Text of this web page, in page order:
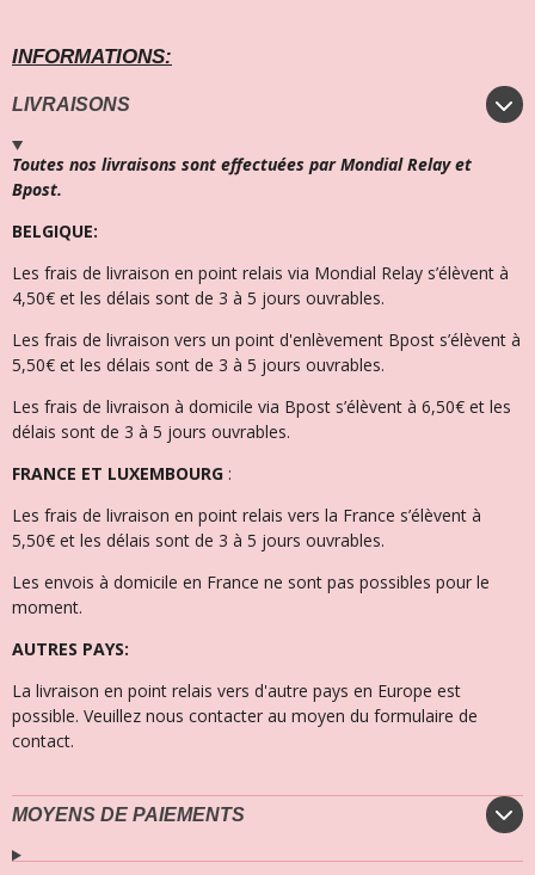
INFORMATIONS:
LIVRAISONS
Toutes nos livraisons sont effectuées par Mondial Relay et
Bpost.
BELGIQUE:
Les frais de livraison en point relais via Mondial Relay s’élèvent à
4,50€ et les délais sont de 3 à 5 jours ouvrables.
Les frais de livraison vers un point d'enlèvement Bpost s’élèvent à
5,50€ et les délais sont de 3 à 5 jours ouvrables.
Les frais de livraison à domicile via Bpost s’élèvent à 6,50€ et les
délais sont de 3 à 5 jours ouvrables.
FRANCE ET LUXEMBOURG :
Les frais de livraison en point relais vers la France s’élèvent à
5,50€ et les délais sont de 3 à 5 jours ouvrables.
Les envois à domicile en France ne sont pas possibles pour le
moment.
AUTRES PAYS:
La livraison en point relais vers d'autre pays en Europe est
possible. Veuillez nous contacter au moyen du formulaire de
contact.
MOYENS DE PAIEMENTS